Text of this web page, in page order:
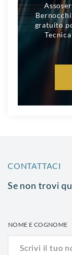
gratuito
CONTATTACI
Se non trovi
NOME E COGNOME